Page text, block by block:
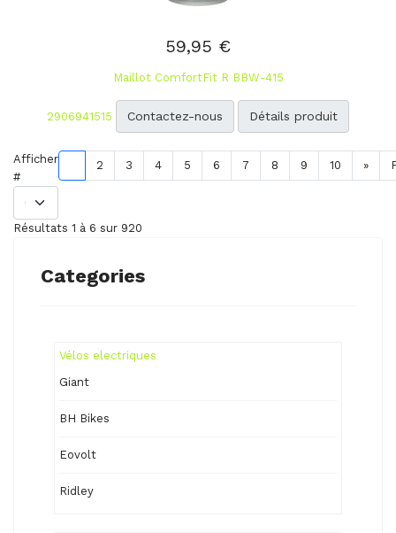
59,95 €
Maillot ComfortFit R BBW-415
2906941515 Contactez-nous Détails produit
Afficher
#
2 3 4 5 6 7 8 9 10 »
Résultats 1 à 6 sur 920
Categories
Vélos electriques
Giant
BH Bikes
Eovolt
Ridley